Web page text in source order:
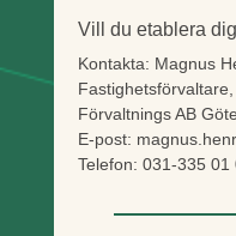
Vill du etablera
Kontakta: Magnus
Fastighetsförvaltare,
Förvaltnings AB
E-post:
Telefon: 031-335 01